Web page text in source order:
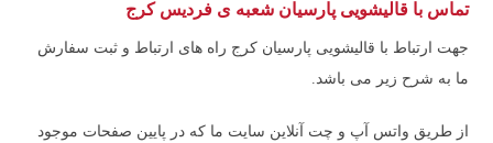
تماس با قالیشویی پارسیان شعبه ی فردیس کرج
جهت ارتباط با قالیشویی پارسیان کرج راه های ارتباط و ثبت سفارش
ما به شرح زیر می باشد.
از طریق واتس آپ و چت آنلاین سایت ما که در پایین صفحات موجود